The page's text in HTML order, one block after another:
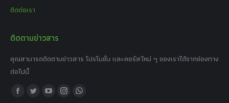
ติดต่อเรา
ติดตามข่าวสาร
คุณสามารถติดตามข่าวสาร โปรโมชั่น และคอร์สใหม่ ๆ ของเราได้จากช่องทาง
ต่อไปนี้
Find us on:
Facebook
TwitterYouTubeInstagramWhatsapp